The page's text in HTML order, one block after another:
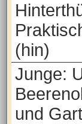
(hin)
Junge:
und